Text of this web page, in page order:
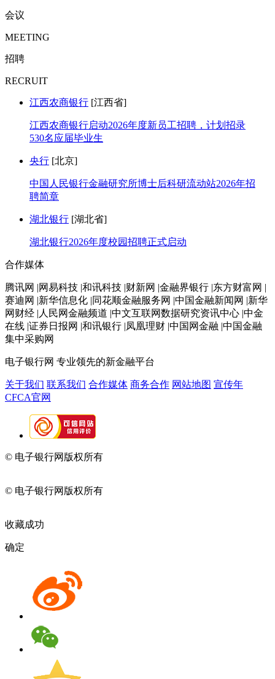
会议
MEETING
招聘
RECRUIT
江西农商银行 [江西省]
江西农商银行启动2026年度新员工招聘，计划招录
530名应届毕业生
央行 [北京]
中国人民银行金融研究所博士后科研流动站2026年招
聘简章
湖北银行 [湖北省]
湖北银行2026年度校园招聘正式启动
合作媒体
腾讯网 |网易科技 |和讯科技 |财新网 |金融界银行 |东方财富网 |
赛迪网 |新华信息化 |同花顺金融服务网 |中国金融新闻网 |新华
网财经 |人民网金融频道 |中文互联网数据研究资讯中心 |中金
在线 |证券日报网 |和讯银行 |凤凰理财 |中国网金融 |中国金融
集中采购网
电子银行网 专业领先的新金融平台
关于我们 联系我们 合作媒体 商务合作 网站地图 宣传年
CFCA官网
© 电子银行网版权所有
© 电子银行网版权所有
收藏成功
确定